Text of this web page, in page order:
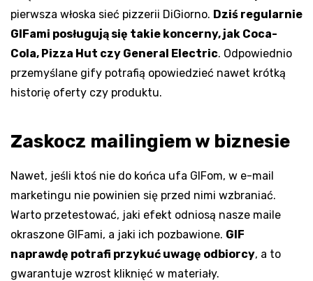
pierwsza włoska sieć pizzerii DiGiorno. Dziś regularnie
GIFami posługują się takie koncerny, jak Coca-
Cola, Pizza Hut czy General Electric. Odpowiednio
przemyślane gify potrafią opowiedzieć nawet krótką
historię oferty czy produktu.
Zaskocz mailingiem w biznesie
Nawet, jeśli ktoś nie do końca ufa GIFom, w e-mail
marketingu nie powinien się przed nimi wzbraniać.
Warto przetestować, jaki efekt odniosą nasze maile
okraszone GIFami, a jaki ich pozbawione. GIF
naprawdę potrafi przykuć uwagę odbiorcy, a to
gwarantuje wzrost kliknięć w materiały.